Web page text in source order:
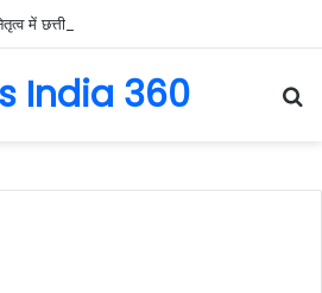
India 360